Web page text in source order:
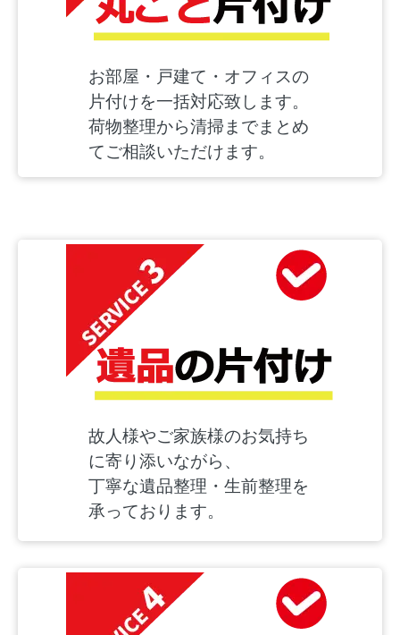
お部屋・戸建て・オフィスの
片付けを一括対応致します。
荷物整理から清掃までまとめ
てご相談いただけます。
故人様やご家族様のお気持ち
に寄り添いながら、
丁寧な遺品整理・生前整理を
承っております。